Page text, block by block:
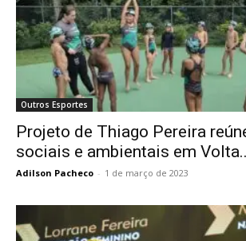
Outros Esportes
Projeto de Thiago Pereira
sociais e ambientais em
Adilson Pacheco - 1 de março de 2023